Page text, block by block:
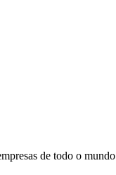
de todo o mundo